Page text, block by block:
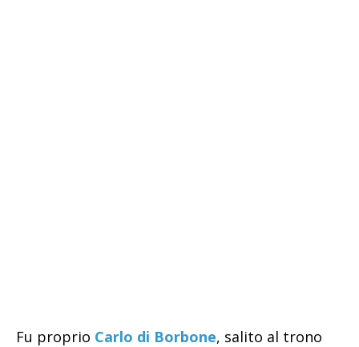
Fu proprio Carlo di Borbone, salito al trono